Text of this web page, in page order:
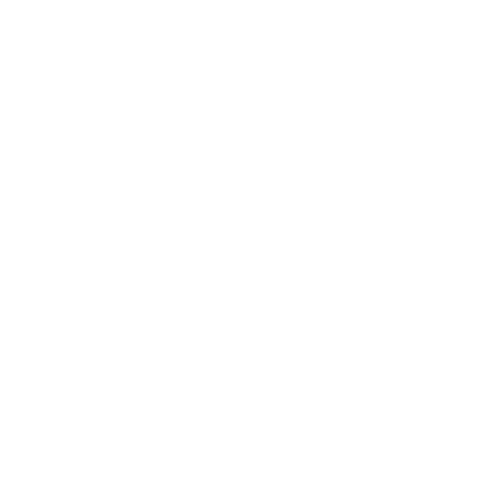
Vulcão
IA